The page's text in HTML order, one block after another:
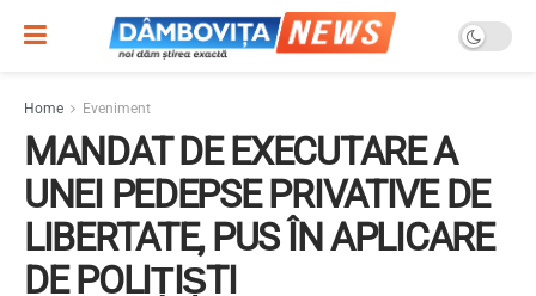
Home Eveniment
MANDAT DE EXECUTARE A
UNEI PEDEPSE PRIVATIVE DE
LIBERTATE, PUS ÎN APLICARE
DE POLIȚIȘTI